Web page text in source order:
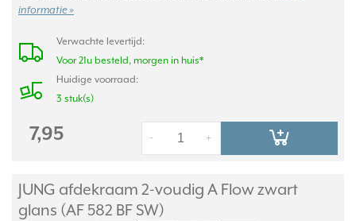
informatie »
Verwachte levertijd:
Voor 21u besteld, morgen in huis*
Huidige voorraad:
3 stuk(s)
7,95 +
-
JUNG afdekraam 2-voudig A Flow zwart
glans (AF 582 BF SW)